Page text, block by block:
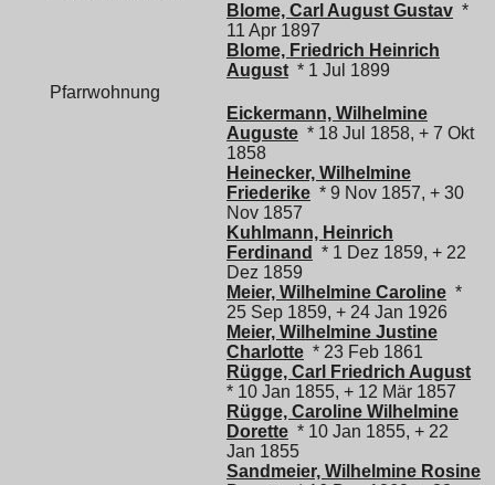
Blome, Carl August Gustav *
11 Apr 1897
Blome, Friedrich Heinrich
August * 1 Jul 1899
Pfarrwohnung
Eickermann, Wilhelmine
Auguste * 18 Jul 1858, + 7 Okt
1858
Heinecker, Wilhelmine
Friederike * 9 Nov 1857, + 30
Nov 1857
Kuhlmann, Heinrich
Ferdinand
* 1 Dez 1859, + 22
Dez 1859
Meier, Wilhelmine Caroline *
25 Sep 1859, + 24 Jan 1926
Meier, Wilhelmine Justine
Charlotte * 23 Feb 1861
Rügge, Carl Friedrich August
* 10 Jan 1855, + 12 Mär 1857
Rügge, Caroline Wilhelmine
Dorette * 10 Jan 1855, + 22
Jan 1855
Sandmeier, Wilhelmine Rosine